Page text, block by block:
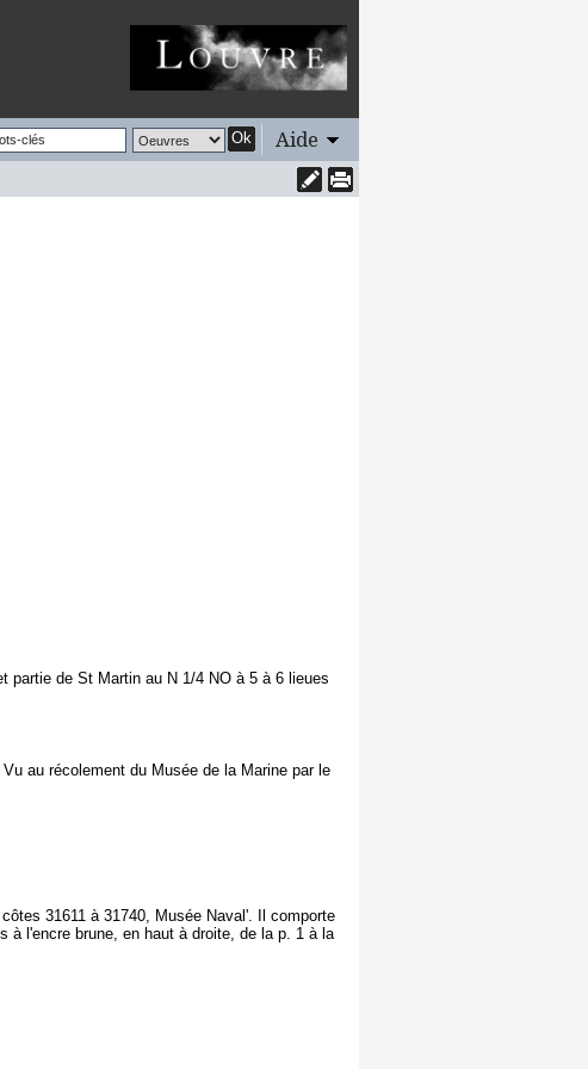
Ok Aide
partie de St Martin au N 1/4 NO à 5 à 6 lieues
au récolement du Musée de la Marine par le
31611 à 31740, Musée Naval'. Il comporte
à l'encre brune, en haut à droite, de la p. 1 à la